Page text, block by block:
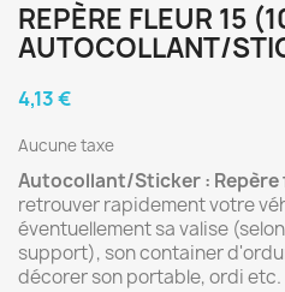
REPÈRE FLEUR 15
AUTOCOLLANT/
4,13 €
Aucune taxe
Autocollant/Sticker : Repère
retrouver rapidement votre
éventuellement sa valise
support), son container
décorer son portable, ordi etc.